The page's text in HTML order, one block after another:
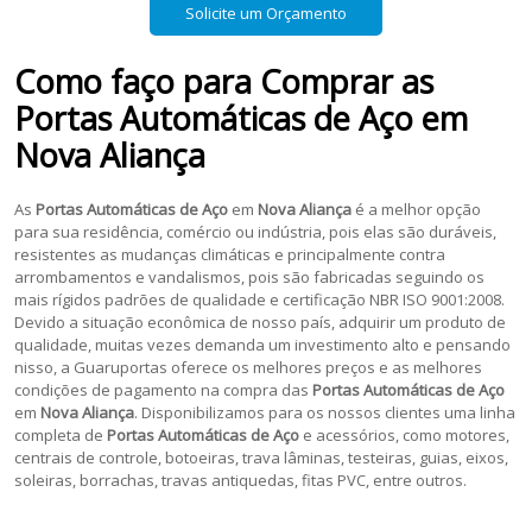
Solicite um Orçamento
Como faço para Comprar as
Portas Automáticas de Aço em
Nova Aliança
As Portas Automáticas de Aço em Nova Aliança é a melhor opção
para sua residência, comércio ou indústria, pois elas são duráveis,
resistentes as mudanças climáticas e principalmente contra
arrombamentos e vandalismos, pois são fabricadas seguindo os
mais rígidos padrões de qualidade e certificação NBR ISO 9001:2008.
Devido a situação econômica de nosso país, adquirir um produto de
qualidade, muitas vezes demanda um investimento alto e pensando
nisso, a Guaruportas oferece os melhores preços e as melhores
condições de pagamento na compra das Portas Automáticas de Aço
em Nova Aliança. Disponibilizamos para os nossos clientes uma linha
completa de Portas Automáticas de Aço e acessórios, como motores,
centrais de controle, botoeiras, trava lâminas, testeiras, guias, eixos,
soleiras, borrachas, travas antiquedas, fitas PVC, entre outros.